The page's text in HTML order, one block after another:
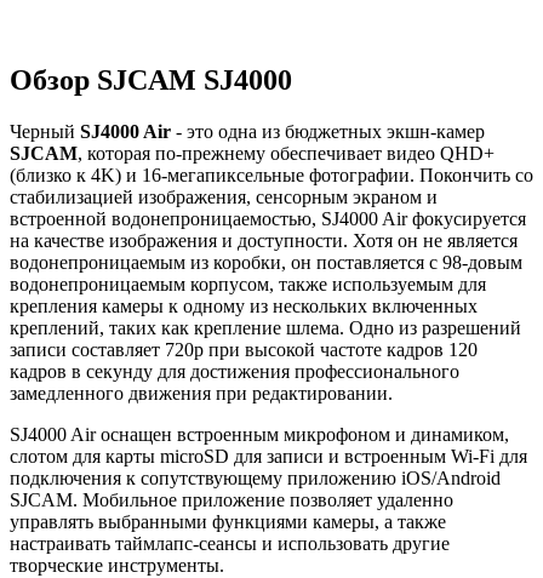
Обзор SJCAM SJ4000
Черный SJ4000 Air - это одна из бюджетных экшн-камер
SJCAM, которая по-прежнему обеспечивает видео QHD+
(близко к 4K) и 16-мегапиксельные фотографии. Покончить со
стабилизацией изображения, сенсорным экраном и
встроенной водонепроницаемостью, SJ4000 Air фокусируется
на качестве изображения и доступности. Хотя он не является
водонепроницаемым из коробки, он поставляется с 98-довым
водонепроницаемым корпусом, также используемым для
крепления камеры к одному из нескольких включенных
креплений, таких как крепление шлема. Одно из разрешений
записи составляет 720p при высокой частоте кадров 120
кадров в секунду для достижения профессионального
замедленного движения при редактировании.
SJ4000 Air оснащен встроенным микрофоном и динамиком,
слотом для карты microSD для записи и встроенным Wi-Fi для
подключения к сопутствующему приложению iOS/Android
SJCAM. Мобильное приложение позволяет удаленно
управлять выбранными функциями камеры, а также
настраивать таймлапс-сеансы и использовать другие
творческие инструменты.